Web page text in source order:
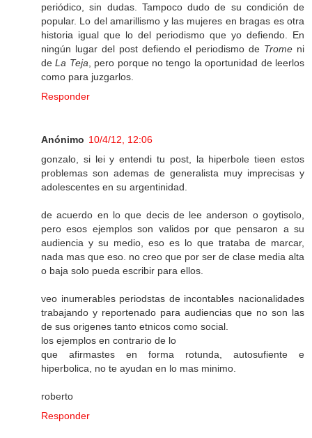
periódico, sin dudas. Tampoco dudo de su condición de
popular. Lo del amarillismo y las mujeres en bragas es otra
historia igual que lo del periodismo que yo defiendo. En
ningún lugar del post defiendo el periodismo de Trome ni
deLa Teja, pero porque no tengo la oportunidad de leerlos
como para juzgarlos.
Responder
Anónimo 10/4/12, 12:06
gonzalo, si lei y entendi tu post, la hiperbole tieen estos
problemas son ademas de generalista muy imprecisas y
adolescentes en su argentinidad.
de acuerdo en lo que decis de lee anderson o goytisolo,
pero esos ejemplos son validos por que pensaron a su
audiencia y su medio, eso es lo que trataba de marcar,
nada mas que eso. no creo que por ser de clase media alta
o baja solo pueda escribir para ellos.
veo inumerables periodstas de incontables nacionalidades
trabajando y reportenado para audiencias que no son las
de sus origenes tanto etnicos como social.
los ejemplos en contrario de lo
que afirmastes en forma rotunda, autosufiente e
hiperbolica, no te ayudan en lo mas minimo.
roberto
Responder